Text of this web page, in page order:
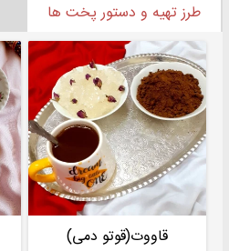
طرز تهیه و دستور پخت ها
قاووت(قوتو دمی)